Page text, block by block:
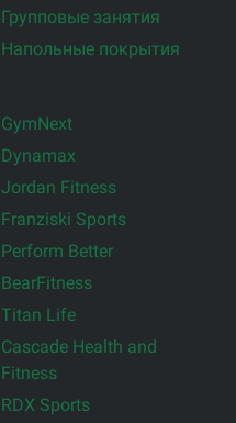
Групповые занятия
Напольные покрытия
GymNext
Dynamax
Jordan Fitness
Franziski Sports
Perform Better
BearFitness
Titan Life
Cascade Health and
Fitness
RDX Sports